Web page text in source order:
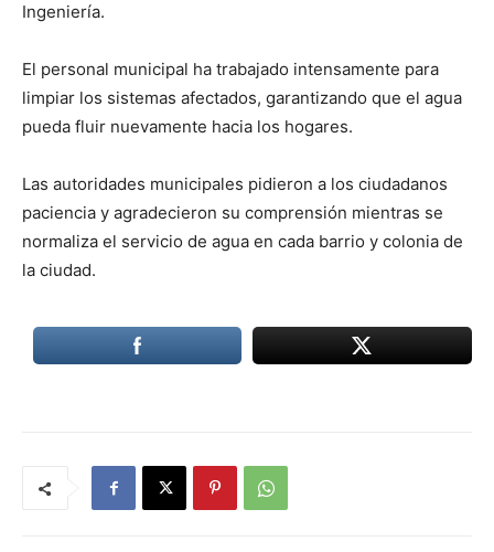
Ingeniería.
El personal municipal ha trabajado intensamente para
limpiar los sistemas afectados, garantizando que el agua
pueda fluir nuevamente hacia los hogares.
Las autoridades municipales pidieron a los ciudadanos
paciencia y agradecieron su comprensión mientras se
normaliza el servicio de agua en cada barrio y colonia de
la ciudad.